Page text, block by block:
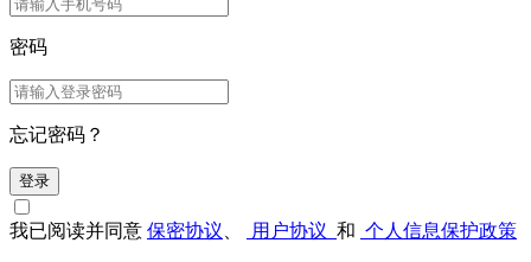
密码
忘记密码？
登录
我已阅读并同意 保密协议 用户协议 和 个人信息保护政策